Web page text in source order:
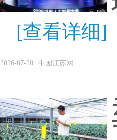
[查看详细]
2026-07-20 中国江苏网